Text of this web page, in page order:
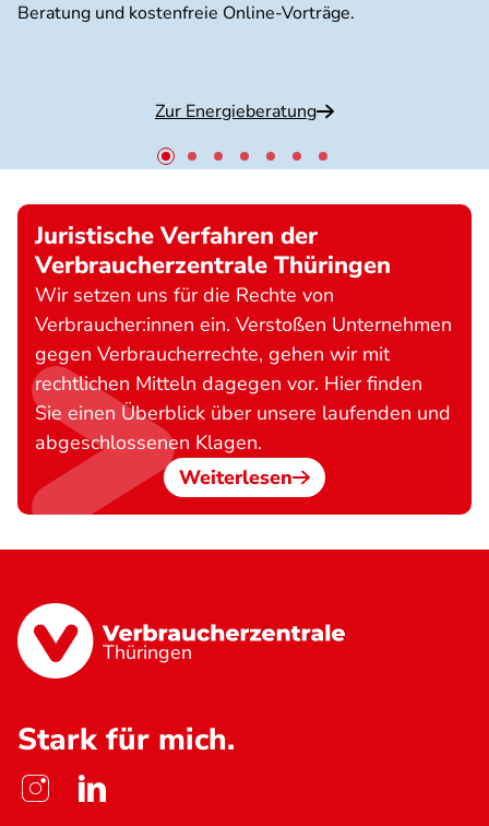
Beratung und kostenfreie Online-Vorträge.
Zur Energieberatung
Juristische Verfahren der
Verbraucherzentrale Thüringen
Wir setzen uns für die Rechte von
Verbraucher:innen ein. Verstoßen Unternehmen
gegen Verbraucherrechte, gehen wir mit
rechtlichen Mitteln dagegen vor. Hier finden
Sie einen Überblick über unsere laufenden und
abgeschlossenen Klagen.
Weiterlesen
Thüringen
Stark für mich.